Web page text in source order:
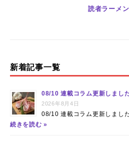
読者ラーメ
新着記事一覧
08/10 連載コラム更新しまし
2026年8月4日
08/10 連載コラム更新しまし
続きを読む »